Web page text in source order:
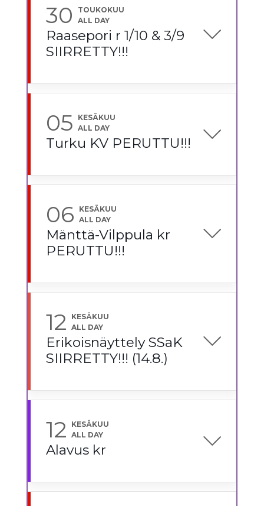
30
TOUKOKUU
ALL DAY
Raasepori r 1/10 & 3/9
SIIRRETTY!!!
05
KESÄKUU
ALL DAY
Turku KV PERUTTU!!!
06
KESÄKUU
ALL DAY
Mänttä-Vilppula kr
PERUTTU!!!
12
KESÄKUU
ALL DAY
Erikoisnäyttely SSaK
SIIRRETTY!!! (14.8.)
12
KESÄKUU
ALL DAY
Alavus kr